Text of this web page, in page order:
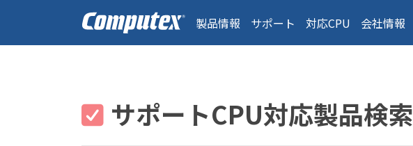
製品情報 サポート 対応CPU 会社情報
サポートCPU対応製品検索